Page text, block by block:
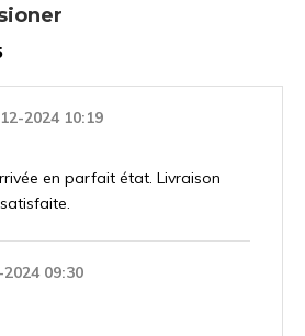
2024 10:19
en parfait état. Livraison
09:30